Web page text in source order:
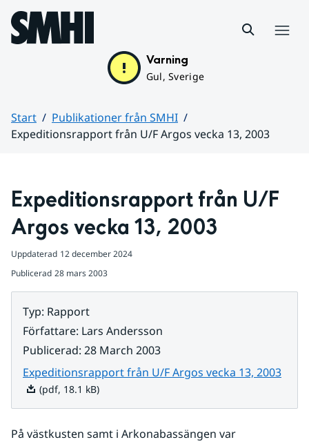
Hoppa till sidans innehåll
Varning
Gul, Sverige
Start
Publikationer från SMHI
Expeditionsrapport från U/F Argos vecka 13, 2003
Expeditionsrapport från U/F
Argos vecka 13, 2003
Uppdaterad 12 december 2024
Publicerad 28 mars 2003
Typ: Rapport
Författare: Lars Andersson
Publicerad: 28 March 2003
Expeditionsrapport från U/F Argos vecka 13, 2003Pdf,
(pdf, 18.1 kB)
På västkusten samt i Arkonabassängen var